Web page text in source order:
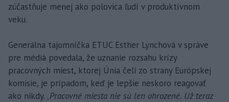
zúčastňuje menej ako polovica ľudí v produktívnom
veku.
Generálna tajomníčka ETUC Esther Lynchová v správe
pre médiá povedala, že uznanie rozsahu krízy
pracovných miest, ktorej Únia čelí zo strany Európskej
komisie, je prípadom, keď je lepšie neskoro reagovať
ako nikdy. „Pracovné miesta nie sú len ohrozené. Už teraz